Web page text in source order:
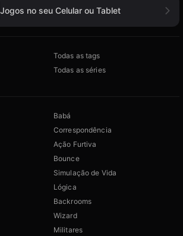
Jogos no seu Celular ou Tablet
Todas as tags
Todas as séries
Babá
Correspondência
Ação Furtiva
Bounce
Simulação de Vida
Lógica
Backrooms
Wizard
Militares